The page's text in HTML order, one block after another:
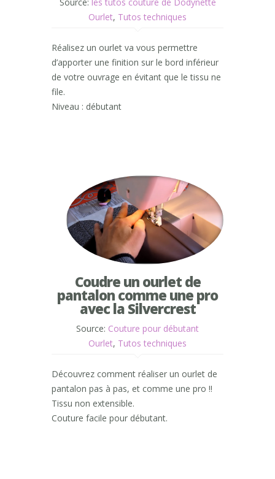
Ourlet, Tutos techniques
Réalisez un ourlet va vous permettre
d’apporter une finition sur le bord inférieur
de votre ouvrage en évitant que le tissu ne
file.
Niveau : débutant
Coudre un ourlet de
pantalon comme une pro
avec la Silvercrest
Source: Couture pour débutant
Ourlet, Tutos techniques
Découvrez comment réaliser un ourlet de
pantalon pas à pas, et comme une pro !!
Tissu non extensible.
Couture facile pour débutant.